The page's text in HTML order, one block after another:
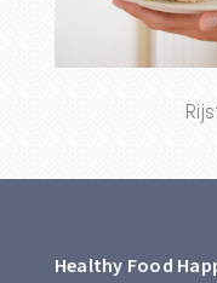
Healthy Food